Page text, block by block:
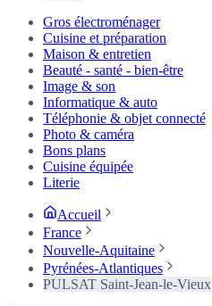
Gros électroménager
Cuisine et préparation
Maison & entretien
Beauté - santé - bien-être
Image & son
Informatique & auto
Téléphonie & objet connecté
Photo & caméra
Bons plans
Cuisine équipée
Literie
Accueil
France
Nouvelle-Aquitaine
Pyrénées-Atlantiques
PULSAT Saint-Jean-le-Vieux